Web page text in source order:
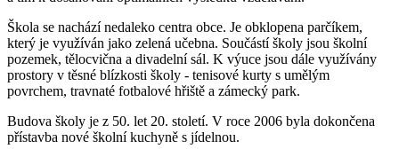
Škola se nachází nedaleko centra obce. Je obklopena parčíkem,
který je využíván jako zelená učebna. Součástí školy jsou školní
pozemek, tělocvična a divadelní sál. K výuce jsou dále využívány
prostory v těsné blízkosti školy - tenisové kurty s umělým
povrchem, travnaté fotbalové hřiště a zámecký park.
Budova školy je z 50. let 20. století. V roce 2006 byla dokončena
přístavba nové školní kuchyně s jídelnou.